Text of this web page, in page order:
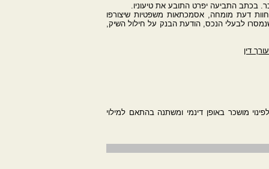
בכתב התביעה יפרט התובע את טיעוניו.
דעת מומחה, אסמכתאות משפטיות שיצורפו
לבעלי הנכס, הודעת הבנק על חילול השיק,
דין
מושכר באופן דינמי ומשתנה בהתאם למילוי